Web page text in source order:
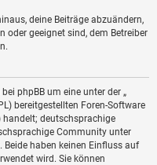
deine Beiträge abzuändern,
oder geeignet sind, dem Betreiber
phpBB um eine unter der „
bereitgestellten Foren-Software
deutschsprachige
Community unter
haben keinen Einfluss auf
wird. Sie können